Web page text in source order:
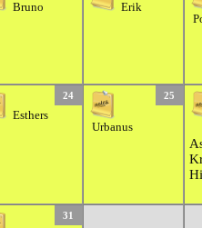
Bruno
Erik
24
Esthers
25
Urbanus
31